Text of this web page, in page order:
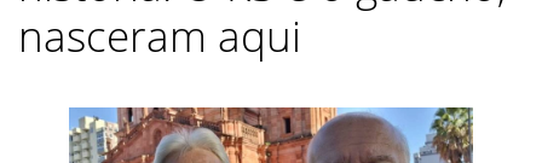
nasceram aqui